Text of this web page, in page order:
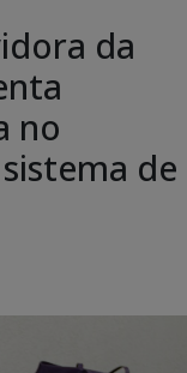
da
no
de